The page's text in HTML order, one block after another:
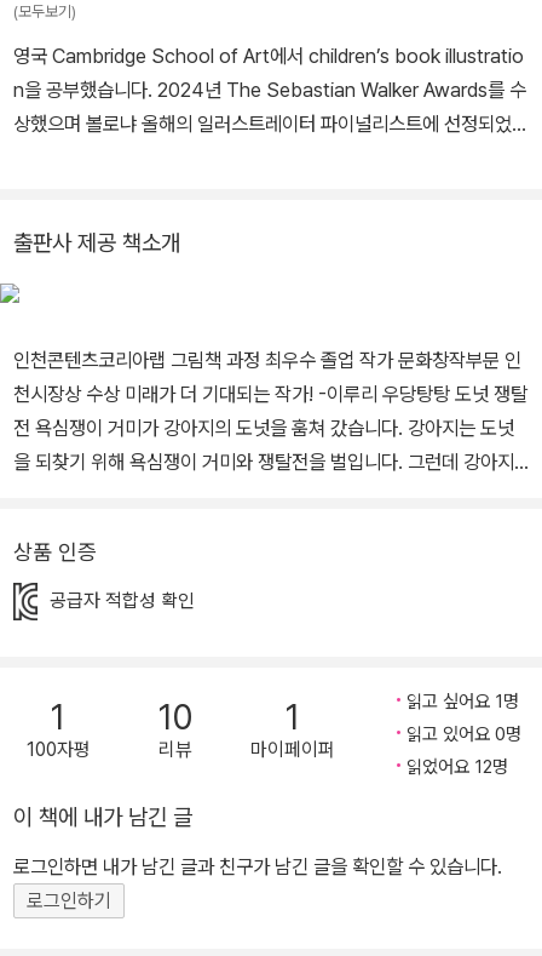
(모두보기)
영국 Cambridge School of Art에서 children’s book illustratio
n을 공부했습니다. 2024년 The Sebastian Walker Awards를 수
상했으며 볼로냐 올해의 일러스트레이터 파이널리스트에 선정되었습
처럼, 눈에 잘 띄지 않지만 사랑스러운 존재에 관한 이야기들을 좋아
합니다.
출판사 제공 책소개
인천콘텐츠코리아랩 그림책 과정 최우수 졸업 작가 문화창작부문 인
천시장상 수상 미래가 더 기대되는 작가! -이루리 우당탕탕 도넛 쟁탈
전 욕심쟁이 거미가 강아지의 도넛을 훔쳐 갔습니다. 강아지는 도넛
을 되찾기 위해 욕심쟁이 거미와 쟁탈전을 벌입니다. 그런데 강아지
까요? 내 까까야, 돌려줘! 나른한 오후, 강아지와 까마귀가 나무 그늘
아래서 낮잠을 자고 있습니다. 그런데 어디선가 거미가 나타나 강아
는 들은 척도 하지 않고 맛있게 먹으려고 합니다. 이제 강아지는 어떻
게 도넛을 되찾을까요? 과연 되찾을 수 있을까요? 그림책 『까까』의
진짜 주인공 까마귀 『까까』는 강아지가 거미에게 빼앗긴 도넛을 되찾
와 거미가 주인공일까요? 천만의 말씀! 강아지와 거미 곁에서 시종일
관 “까까~”라고 말하는 까마귀가 있습니다. 무슨 말을 하고 싶은 것
같은데, 얼핏 보면 무슨 말인지 알 수 없습니다. 하지만 까마귀의 표정
상품 인증
공급자 적합성 확인
1
100자평
10
리뷰
1
마이페이퍼
읽고 싶어요 1명
읽고 있어요 0명
읽었어요 12명
이 책에 내가 남긴 글
로그인하면 내가 남긴 글과 친구가 남긴 글을 확인할 수 있습니다.
로그인하기